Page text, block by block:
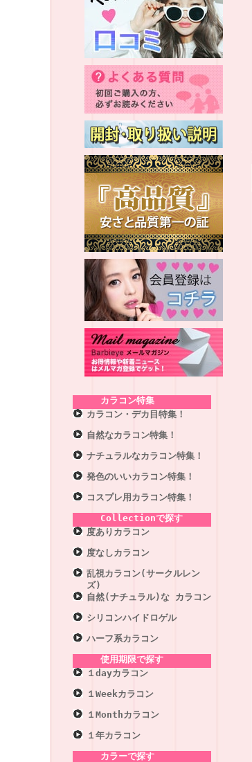
カラコン特集
カラコン・デカ目特集！
自然なカラコン特集！
ナチュラルなカラコン特集！
発色のいいカラコン特集！
コスプレ用カラコン特集！
Collectionで探す
度ありカラコン
度なしカラコン
乱視カラコン(サークルレン
ズ)
自然(ナチュラル)な カラコン
シリコンハイドロゲル
ハーフ系カラコン
使用期限で探す
１dayカラコン
１Weekカラコン
１Monthカラコン
１年カラコン
カラーで探す